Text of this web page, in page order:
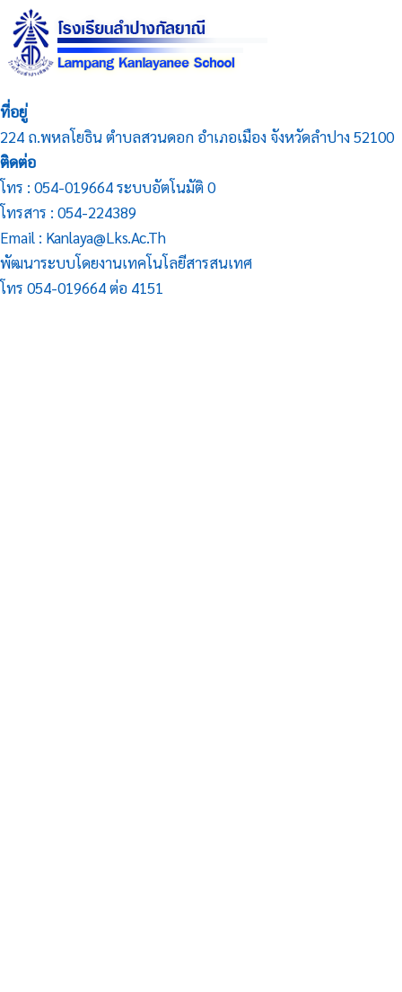
ที่อยู่
224 ถ.พหลโยธิน ตำบลสวนดอก อำเภอเมือง จังหวัดลำปาง 52100
ติดต่อ
โทร : 054-019664 ระบบอัตโนมัติ 0
โทรสาร : 054-224389
Email : Kanlaya@lks.ac.th
พัฒนาระบบโดยงานเทคโนโลยีสารสนเทศ
โทร 054-019664 ต่อ 4151